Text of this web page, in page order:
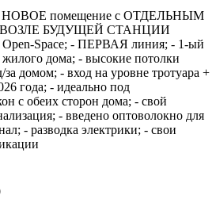
НОВОЕ помещение с ОТДЕЛЬНЫМ
ВОЗЛЕ БУДУЩЕЙ СТАНЦИИ
Space; - ПЕРВАЯ линия; - 1-ый
дома; - высокие потолки
домом; - вход на уровне тротуара +
года; - идеально под
обеих сторон дома; - свой
- введено оптоволокно для
- разводка электрики; - свои